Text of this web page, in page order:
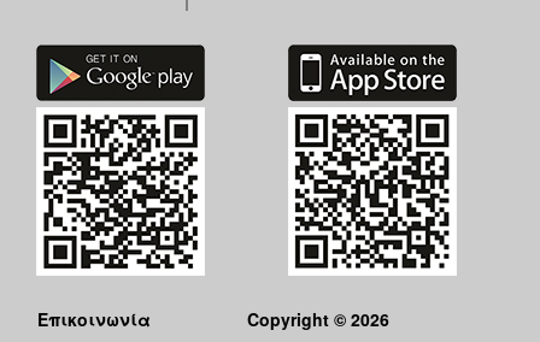
ΑΝΘΕΚΤΙΚΗ
Επικοινωνία
Copyright © 2026